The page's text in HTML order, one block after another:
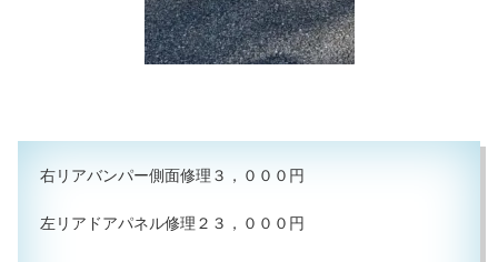
右リアバンパー側面修理３，０００円
左リアドアパネル修理２３，０００円